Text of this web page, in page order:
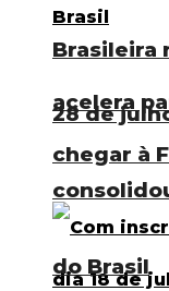
Brasileira
acelera
chegar à
28 de
do Brasil